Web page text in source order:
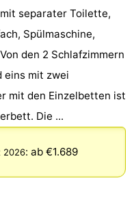
separater Toilette,
Spülmaschine,
den 2 Schlafzimmern
eins mit zwei
mit den Einzelbetten ist
Die ...
2026: ab €1.689